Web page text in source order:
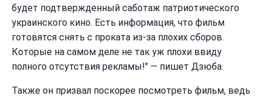
будет подтвержденный саботаж патриотического
украинского кино. Есть информация, что фильм
готовятся снять с проката из-за плохих сборов.
Которые на самом деле не так уж плохи ввиду
полного отсутствия рекламы!" — пишет Дзюба.
Также он призвал поскорее посмотреть фильм, ведь